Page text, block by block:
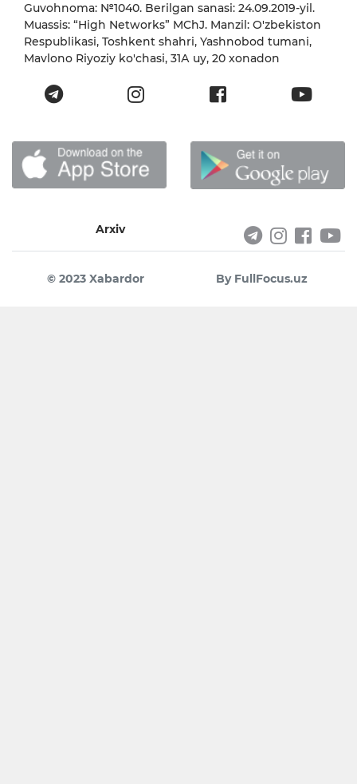
Guvohnoma: №1040. Berilgan sanasi: 24.09.2019-yil.
Muassis: “High Networks” MChJ. Manzil: O'zbekiston
Respublikasi, Toshkent shahri, Yashnobod tumani,
Mavlono Riyoziy ko'chasi, 31А uy, 20 xonadon
Arxiv
© 2023 Xabardor By FullFocus.uz